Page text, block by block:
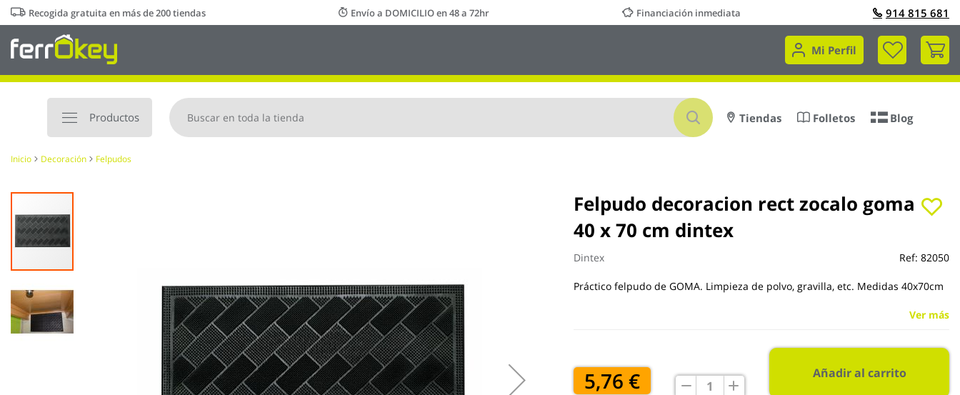
Ir
al
contenido
Recogida gratuita en más de 200 tiendas Envío a DOMICILIO en 48 a 72hr Financiación inmediata 914 815 681
Mi Perfil
Mi
Productos
Buscar
Tiendas Folletos Blog
Inicio Decoración Felpudos
Felpudo decoracion rect zocalo goma
40 x 70 cm dintex
Dintex Ref: 82050
Práctico felpudo de GOMA. Limpieza de polvo, gravilla, etc. Medidas 40x70cm
Ver más
5,76 € Añadir al carrito
Saltar
al
final
de
galería
imágenes